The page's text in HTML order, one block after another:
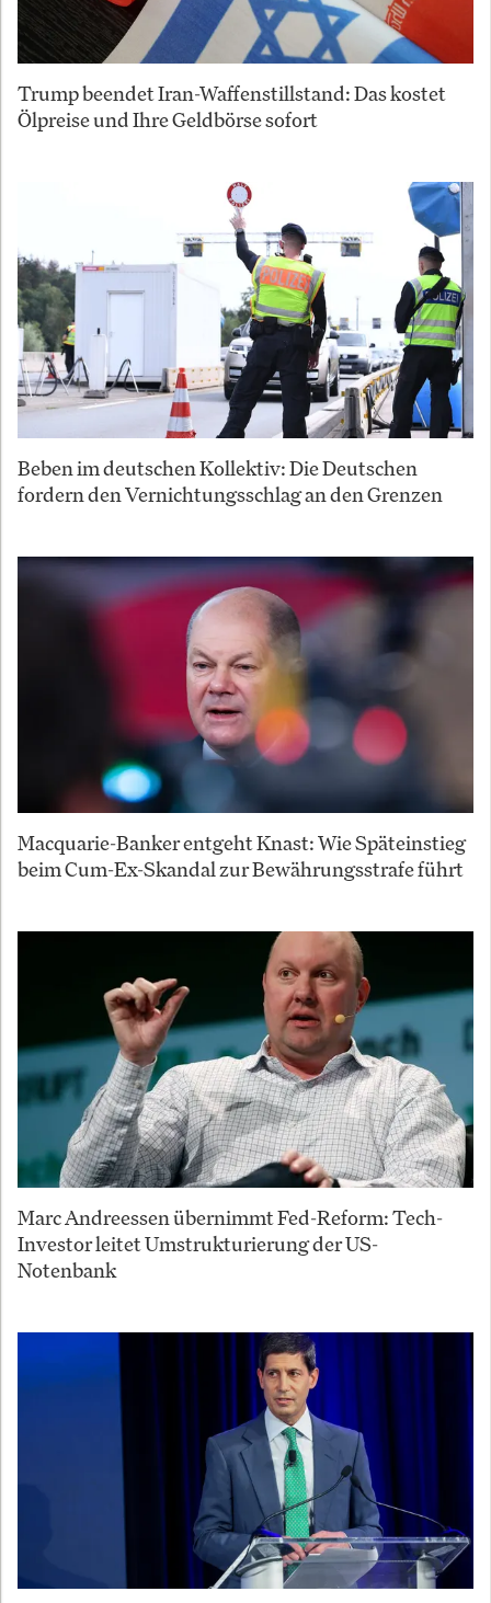
Trump beendet Iran-Waffenstillstand: Das kostet
Ölpreise und Ihre Geldbörse sofort
Beben im deutschen Kollektiv: Die Deutschen
fordern den Vernichtungsschlag an den Grenzen
Macquarie-Banker entgeht Knast: Wie Späteinstieg
beim Cum-Ex-Skandal zur Bewährungsstrafe führt
Marc Andreessen übernimmt Fed-Reform: Tech-
Investor leitet Umstrukturierung der US-
Notenbank